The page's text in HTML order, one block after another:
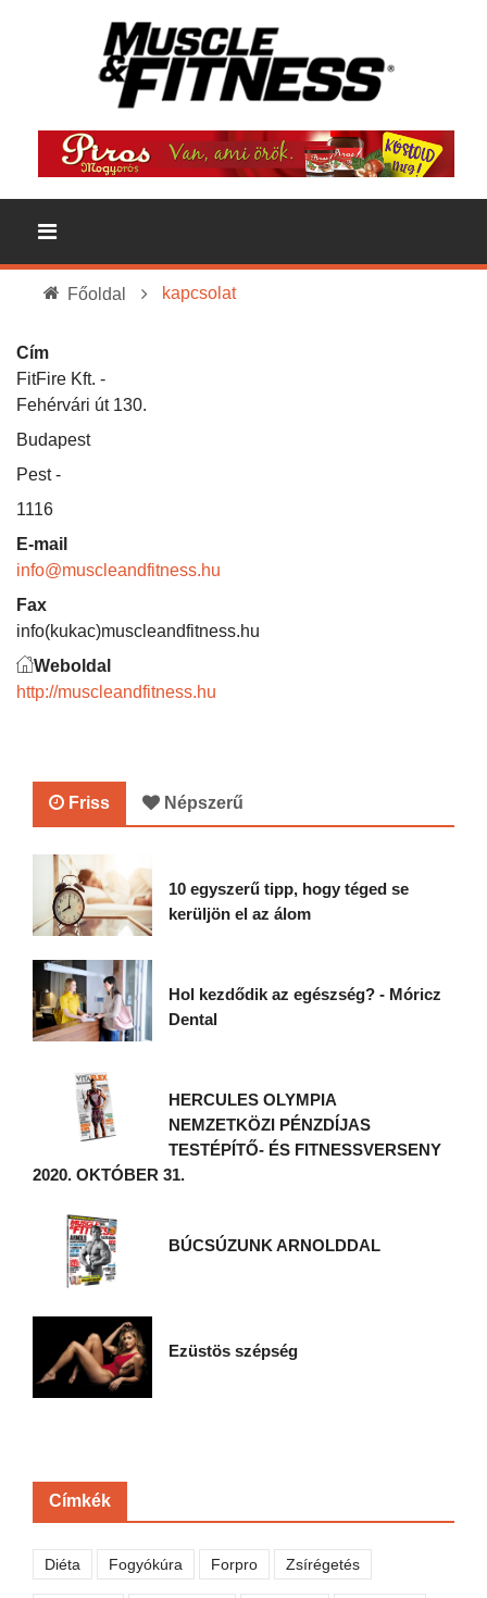
Főoldal kapcsolat
Cím
FitFire Kft. -
Fehérvári út 130.
Budapest
Pest -
1116
E-mail
info@muscleandfitness.hu
Fax
info(kukac)muscleandfitness.hu
Weboldal
http://muscleandfitness.hu
Friss Népszerű
10 egyszerű tipp, hogy téged se
kerüljön el az álom
Hol kezdődik az egészség? - Móricz
Dental
HERCULES OLYMPIA
NEMZETKÖZI PÉNZDÍJAS
TESTÉPÍTŐ- ÉS FITNESSVERSENY
2020. OKTÓBER 31.
BÚCSÚZUNK ARNOLDDAL
Ezüstös szépség
Címkék
Diéta Fogyókúra Forpro Zsírégetés